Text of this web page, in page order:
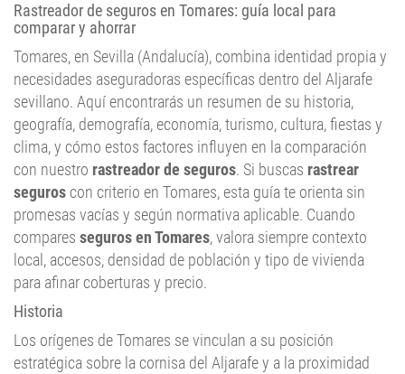
Rastreador de seguros en Tomares: guía local para
comparar y ahorrar
Tomares, en Sevilla (Andalucía), combina identidad propia y
necesidades aseguradoras específicas dentro del Aljarafe
sevillano. Aquí encontrarás un resumen de su historia,
geografía, demografía, economía, turismo, cultura, fiestas y
clima, y cómo estos factores influyen en la comparación
con nuestro rastreador de seguros. Si buscas rastrear
seguros con criterio en Tomares, esta guía te orienta sin
promesas vacías y según normativa aplicable. Cuando
compares seguros en Tomares, valora siempre contexto
local, accesos, densidad de población y tipo de vivienda
para afinar coberturas y precio.
Historia
Los orígenes de Tomares se vinculan a su posición
estratégica sobre la cornisa del Aljarafe y a la proximidad